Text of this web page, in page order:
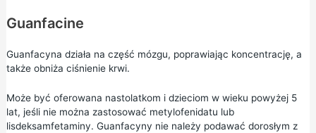
Guanfacine
Guanfacyna działa na część mózgu, poprawiając koncentrację, a
także obniża ciśnienie krwi.
Może być oferowana nastolatkom i dzieciom w wieku powyżej 5
lat, jeśli nie można zastosować metylofenidatu lub
lisdeksamfetaminy. Guanfacyny nie należy podawać dorosłym z